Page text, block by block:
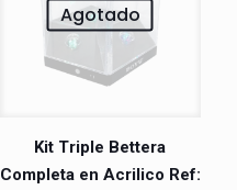
Agotado
Kit Triple Bettera
Completa en Acrilico Ref: